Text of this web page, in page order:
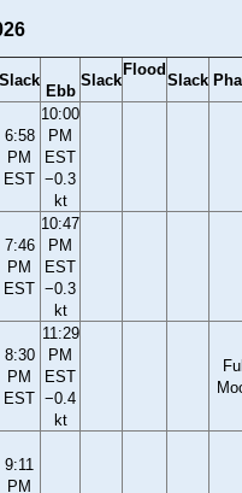
Slack
Ebb
Slack
Flood
Slack
6:58
PM
EST
10:00
PM
EST
−0.3
kt
7:46
PM
EST
10:47
PM
EST
−0.3
kt
8:30
PM
EST
11:29
PM
EST
−0.4
kt
9:11
PM